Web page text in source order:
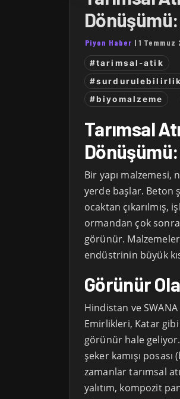
Piyon Haber |1 Temmuz
#tarimsal-atik
#surdurulebilirlik
#biyomalzeme
Tarımsal
Bir yapı malzemesi,
yerde başlar. Beton
ocaktan
ormandan çok sonra
görünür.
endüstrinin büyük
Görünür
Hindistan ve
Emirlikleri, Katar
görünür hale
şeker kamışı
zamanlar tarımsal
yalıtım, kompozit